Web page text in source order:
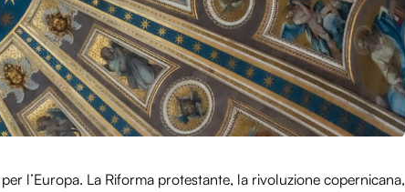
l’Europa. La Riforma protestante, la rivoluzione copernicana,